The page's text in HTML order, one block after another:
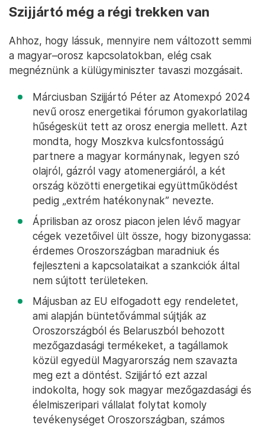
Szijjártó még a régi trekken van
Ahhoz, hogy lássuk, mennyire nem változott semmi
a magyar–orosz kapcsolatokban, elég csak
megnéznünk a külügyminiszter tavaszi mozgásait.
Márciusban Szijjártó Péter az Atomexpó 2024
nevű orosz energetikai fórumon gyakorlatilag
hűségesküt tett az orosz energia mellett. Azt
mondta, hogy Moszkva kulcsfontosságú
partnere a magyar kormánynak, legyen szó
olajról, gázról vagy atomenergiáról, a két
ország közötti energetikai együttműködést
pedig „extrém hatékonynak” nevezte.
Áprilisban az orosz piacon jelen lévő magyar
cégek vezetőivel ült össze, hogy bizonygassa:
érdemes Oroszországban maradniuk és
fejleszteni a kapcsolataikat a szankciók által
nem sújtott területeken.
Májusban az EU elfogadott egy rendeletet,
ami alapján büntetővámmal sújtják az
Oroszországból és Belaruszból behozott
mezőgazdasági termékeket, a tagállamok
közül egyedül Magyarország nem szavazta
meg ezt a döntést. Szijjártó ezt azzal
indokolta, hogy sok magyar mezőgazdasági és
élelmiszeripari vállalat folytat komoly
tevékenységet Oroszországban, számos